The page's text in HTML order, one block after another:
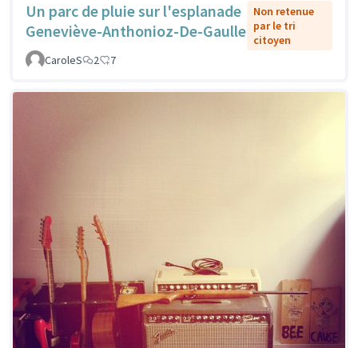
Un parc de pluie sur l'esplanade
Geneviève-Anthonioz-De-Gaulle
Non retenue
par le tri
citoyen
CaroleS
2 7